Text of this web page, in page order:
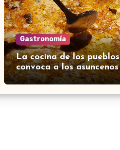
Gastronomía
La cocina de los pueblos
convoca a los asuncenos